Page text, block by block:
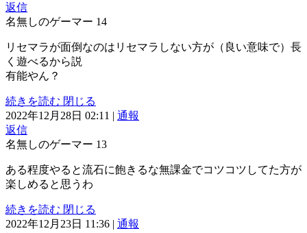
返信
名無しのゲーマー 14
リセマラが面倒なのはリセマラしない方が（良い意味で）長
く遊べるから説
有能やん？
続きを読む 閉じる
2022年12月28日 02:11 | 通報
返信
名無しのゲーマー 13
ある程度やると流石に飽きるな無課金でコツコツしてた方が
楽しめると思うわ
続きを読む 閉じる
2022年12月23日 11:36 | 通報